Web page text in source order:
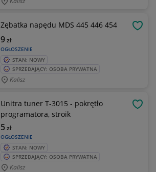
Zębatka napędu MDS 445 446 454
OGŁOSZENIE
9zł
STAN: NOWY
SPRZEDAJĄCY: OSOBA PRYWATNA
Kalisz
Unitra tuner T-3015 - pokrętło
programatora, stroik
OGŁOSZENIE
5zł
STAN: NOWY
SPRZEDAJĄCY: OSOBA PRYWATNA
Kalisz